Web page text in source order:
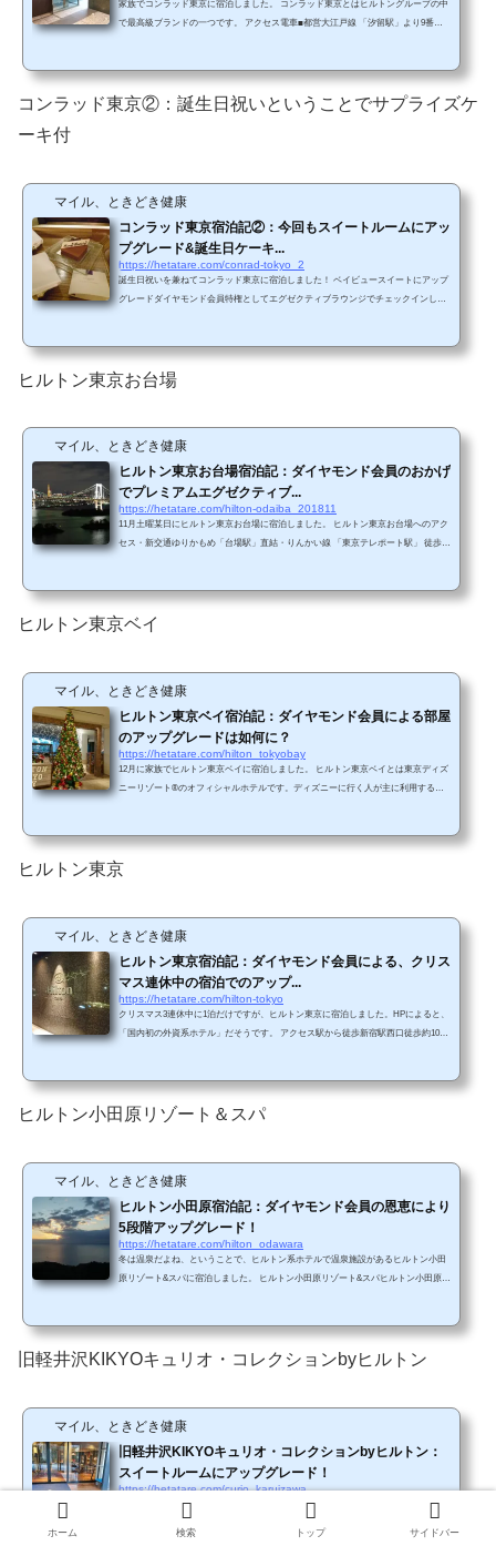
家族でコンラッド東京に宿泊しました。 コンラッド東京とはヒルトングループの中
で最高級ブランドの一つです。 アクセス電車■都営大江戸線 「汐留駅」より9番出
「新橋駅」からも地下道/日テレ前を通過すれば、ホテルに到着できます。 車・汐
留駅下信号越えて左折・環状線汐留出口降りてすぐ左折駐車場への地図が公式サイ
コンラッド東京②：誕生日祝いということでサプライズケ
ーキ付
マイル、ときどき健康
コンラッド東京宿泊記②：今回もスイートルームにアッ
プグレード&誕生日ケーキ...
https://hetatare.com/conrad-tokyo_2
誕生日祝いを兼ねてコンラッド東京に宿泊しました！ ベイビュースイートにアップ
グレードダイヤモンド会員特権としてエグゼクティブラウンジでチェックインした
ゃっていただきました。 予約時は一番最安のシティービューでしたが、一気に5段
階アップのベイビュースイート。 値段的には、部屋のランクは以下の通りです。シ
ティビュー ←当初予約ベイビューシテ...
ヒルトン東京お台場
マイル、ときどき健康
ヒルトン東京お台場宿泊記：ダイヤモンド会員のおかげ
でプレミアムエグゼクティブ...
https://hetatare.com/hilton-odaiba_201811
11月土曜某日にヒルトン東京お台場に宿泊しました。 ヒルトン東京お台場へのアク
セス・新交通ゆりかもめ「台場駅」直結・りんかい線 「東京テレポート駅」 徒歩約
マスの飾りでいっぱいでした。入り口から入るとさっそく巨大ツリーがあります。
男の子が夢中になっていたジオラマ。ドイツ鉄道の特急などが走っています。チェ
ヒルトン東京ベイ
マイル、ときどき健康
ヒルトン東京ベイ宿泊記：ダイヤモンド会員による部屋
のアップグレードは如何に？
https://hetatare.com/hilton_tokyobay
12月に家族でヒルトン東京ベイに宿泊しました。 ヒルトン東京ベイとは東京ディズ
ニーリゾート®のオフィシャルホテルです。ディズニーに行く人が主に利用するホ
ルまで約7分）。または、JR舞浜駅隣接のディズニーリゾートライン リゾートゲ
ートウェイ駅よりモノレールに乗車し、ベイサイド駅下車（乗車時間約4分）ベイサ
ヒルトン東京
マイル、ときどき健康
ヒルトン東京宿泊記：ダイヤモンド会員による、クリス
マス連休中の宿泊でのアップ...
https://hetatare.com/hilton-tokyo
クリスマス3連休中に1泊だけですが、ヒルトン東京に宿泊しました。HPによると、
「国内初の外資系ホテル」だそうです。 アクセス駅から徒歩新宿駅西口徒歩約10分
かいましたが、徒歩5分くらいかかったような）。コンビニエンスストア「生活彩
家」の看板が見えると、その手前の階段を上ればヒルトンに到着です。（ヒルトン
ヒルトン小田原リゾート＆スパ
マイル、ときどき健康
ヒルトン小田原宿泊記：ダイヤモンド会員の恩恵により
5段階アップグレード！
https://hetatare.com/hilton_odawara
冬は温泉だよね、ということで、ヒルトン系ホテルで温泉施設があるヒルトン小田
原リゾート&スパに宿泊しました。 ヒルトン小田原リゾート&スパヒルトン小田原リ
ョンです。また、小田原駅、根府川駅からは無料シャトルバスを運行しておりま
す。元箱根や芦ノ湖まで約20km、箱根観光にも便利な立地です。（ヒルトン小田原
旧軽井沢KIKYOキュリオ・コレクションbyヒルトン
マイル、ときどき健康
旧軽井沢KIKYOキュリオ・コレクションbyヒルトン：
スイートルームにアップグレード！
https://hetatare.com/curio_karuizawa
旧軽井沢KIKYOキュリオ・コレクションbyヒルトンに宿泊してきました！ 旧軽井沢
ホーム 検索 トップ サイドバー